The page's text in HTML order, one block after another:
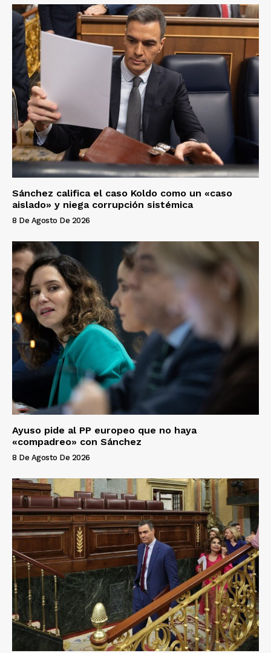
Sánchez califica el caso Koldo como un «caso
aislado» y niega corrupción sistémica
8 De Agosto De 2026
Ayuso pide al PP europeo que no haya
«compadreo» con Sánchez
8 De Agosto De 2026